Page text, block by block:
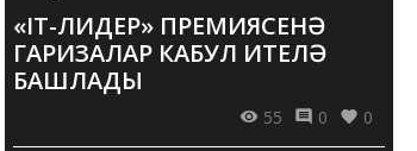
«IT-ЛИДЕР» ПРЕМИЯСЕНӘ
ГАРИЗАЛАР КАБУЛ ИТЕЛӘ
БАШЛАДЫ
55 0 0